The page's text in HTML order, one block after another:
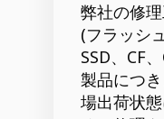
弊社の修
(フラッシ
SSD、CF
製品につ
場出荷状